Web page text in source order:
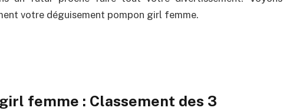
votre déguisement pompon girl femme.
femme : Classement des 3